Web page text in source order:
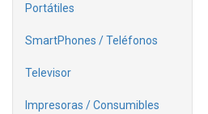
Portátiles
SmartPhones / Teléfonos
Televisor
Impresoras / Consumibles